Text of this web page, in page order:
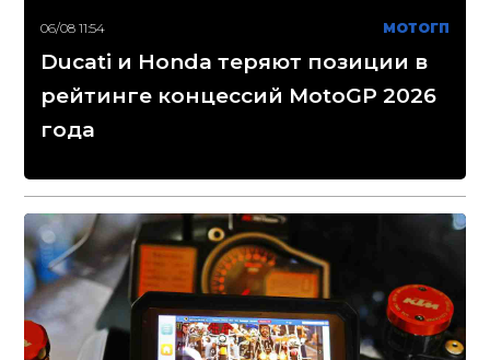
06/08 11:54 МОТОГП
Ducati и Honda теряют позиции в
рейтинге концессий MotoGP 2026
года